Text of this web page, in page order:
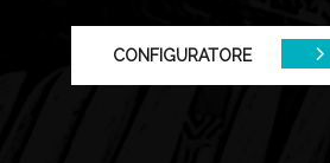
CONFIGURATORE